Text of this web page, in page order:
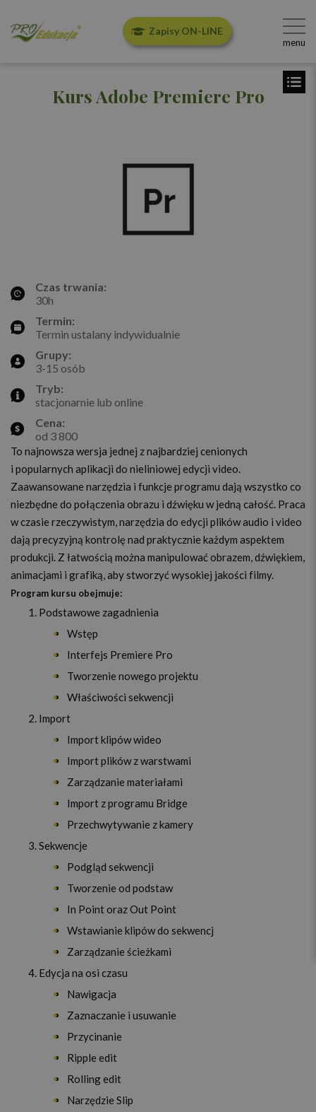
Zapisy ON-LINE
menu
Kurs Adobe Premiere Pro
Czas trwania:
30h
Termin:
Termin ustalany indywidualnie
Grupy:
3-15 osób
Tryb:
stacjonarnie lub online
Cena:
od 3 800
To najnowsza wersja jednej z najbardziej cenionych
i popularnych aplikacji do nieliniowej edycji video.
Zaawansowane narzędzia i funkcje programu dają wszystko co
niezbędne do połączenia obrazu i dźwięku w jedną całość. Praca
w czasie rzeczywistym, narzędzia do edycji plików audio i video
dają precyzyjną kontrolę nad praktycznie każdym aspektem
produkcji. Z łatwością można manipulować obrazem, dźwiękiem,
animacjami i grafiką, aby stworzyć wysokiej jakości filmy.
Program kursu obejmuje:
Podstawowe zagadnienia
Wstęp
Interfejs Premiere Pro
Tworzenie nowego projektu
Właściwości sekwencji
Import
Import klipów wideo
Import plików z warstwami
Zarządzanie materiałami
Import z programu Bridge
Przechwytywanie z kamery
Sekwencje
Podgląd sekwencji
Tworzenie od podstaw
In Point oraz Out Point
Wstawianie klipów do sekwencj
Zarządzanie ścieżkami
Edycja na osi czasu
Nawigacja
Zaznaczanie i usuwanie
Przycinanie
Ripple edit
Rolling edit
Narzędzie Slip